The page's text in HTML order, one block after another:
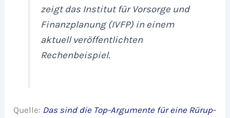
zeigt das Institut für Vorsorge und
Finanzplanung (IVFP) in einem
aktuell veröffentlichten
Rechenbeispiel.
Quelle: Das sind die Top-Argumente für eine Rürup-